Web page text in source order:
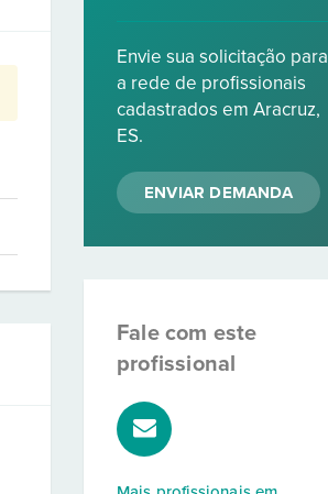
Envie sua solicitação para
a rede de profissionais
cadastrados em Aracruz,
ES.
ENVIAR DEMANDA
Fale com este
profissional